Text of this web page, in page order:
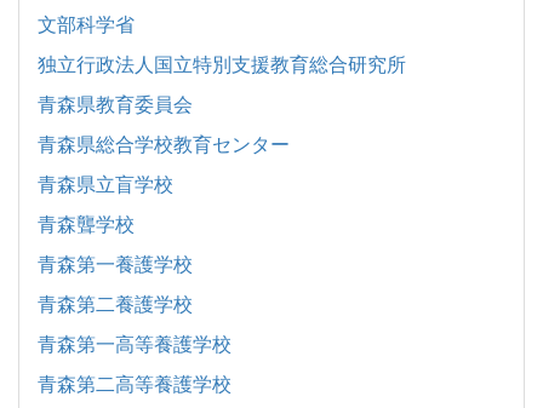
文部科学省
独立行政法人国立特別支援教育総合研究所
青森県教育委員会
青森県総合学校教育センター
青森県立盲学校
青森聾学校
青森第一養護学校
青森第二養護学校
青森第一高等養護学校
青森第二高等養護学校